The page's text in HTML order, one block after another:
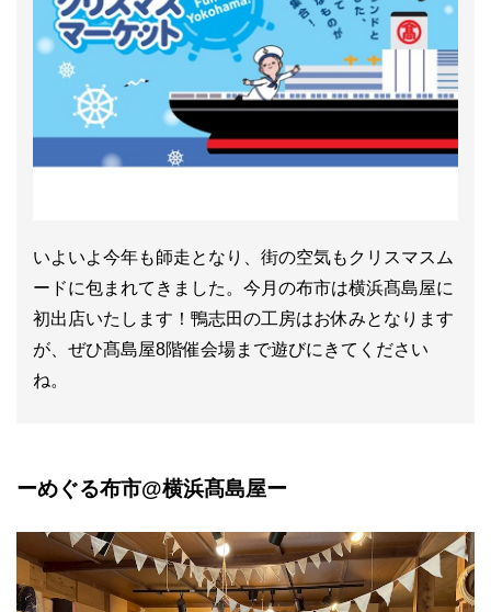
いよいよ今年も師走となり、街の空気もクリスマスム
ードに包まれてきました。今月の布市は横浜髙島屋に
初出店いたします！鴨志田の工房はお休みとなります
が、ぜひ髙島屋8階催会場まで遊びにきてください
ね。
ーめぐる布市@横浜髙島屋ー